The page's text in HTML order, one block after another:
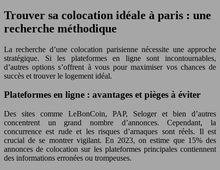
Trouver sa colocation idéale à paris : une
recherche méthodique
La recherche d’une colocation parisienne nécessite une approche
stratégique. Si les plateformes en ligne sont incontournables,
d’autres options s’offrent à vous pour maximiser vos chances de
succès et trouver le logement idéal.
Plateformes en ligne : avantages et pièges à éviter
Des sites comme LeBonCoin, PAP, Seloger et bien d’autres
concentrent un grand nombre d’annonces. Cependant, la
concurrence est rude et les risques d’arnaques sont réels. Il est
crucial de se montrer vigilant. En 2023, on estime que 15% des
annonces de colocation sur les plateformes principales contiennent
des informations erronées ou trompeuses.